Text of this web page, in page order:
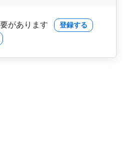
があります 登録する